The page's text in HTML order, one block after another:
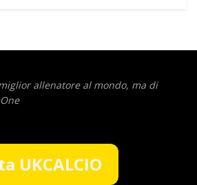
allenatore al mondo, ma di
UKCALCIO